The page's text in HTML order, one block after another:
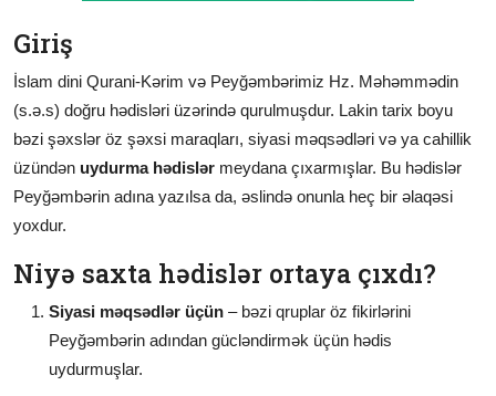
Giriş
İslam dini Qurani-Kərim və Peyğəmbərimiz Hz. Məhəmmədin
(s.ə.s) doğru hədisləri üzərində qurulmuşdur. Lakin tarix boyu
bəzi şəxslər öz şəxsi maraqları, siyasi məqsədləri və ya cahillik
üzündən uydurma hədislər meydana çıxarmışlar. Bu hədislər
Peyğəmbərin adına yazılsa da, əslində onunla heç bir əlaqəsi
yoxdur.
Niyə saxta hədislər ortaya çıxdı?
Siyasi məqsədlər üçün – bəzi qruplar öz fikirlərini
Peyğəmbərin adından gücləndirmək üçün hədis
uydurmuşlar.